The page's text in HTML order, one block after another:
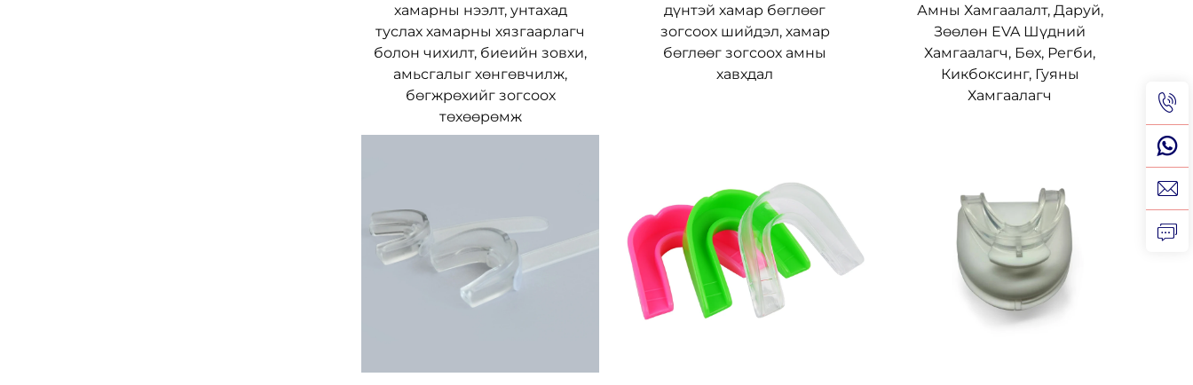
хамарны нээлт, унтахад
туслах хамарны хязгаарлагч
болон чихилт, биеийн зовхи,
амьсгалыг хөнгөвчилж,
бөгжрөхийг зогсоох
төхөөрөмж
дүнтэй хамар бөглөөг
зогсоох шийдэл, хамар
бөглөөг зогсоох амны
хавхдал
Амны Хамгаалалт, Даруй,
Зөөлөн EVA Шүдний
Хамгаалагч, Бөх, Регби,
Кикбоксинг, Гуяны
Хамгаалагч